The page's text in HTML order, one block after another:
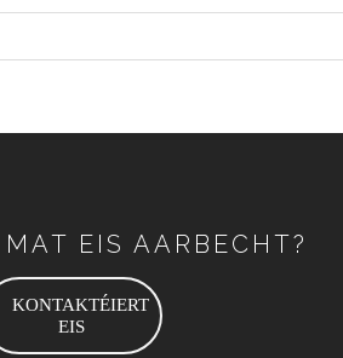
EIS AARBECHT?
KONTAKTÉIERT
EIS